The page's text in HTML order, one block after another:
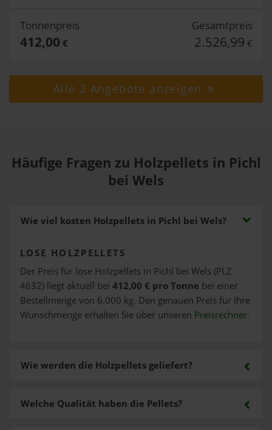
Tonnenpreis
412,00 €
Gesamtpreis
2.526,99 €
Alle 2 Angebote anzeigen
Häufige Fragen zu Holzpellets in Pichl
bei Wels
Wie viel kosten Holzpellets in Pichl bei Wels?
LOSE HOLZPELLETS
Der Preis für lose Holzpellets in Pichl bei Wels (PLZ
4632) liegt aktuell bei 412,00 € pro Tonne bei einer
Bestellmenge von 6.000 kg. Den genauen Preis für Ihre
Wunschmenge erhalten Sie über unseren Preisrechner.
Wie werden die Holzpellets geliefert?
Welche Qualität haben die Pellets?